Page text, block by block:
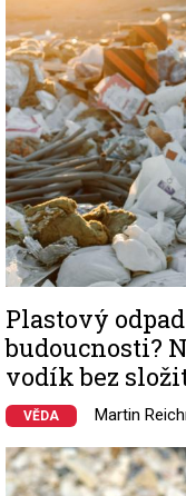
Plastový
budoucnosti?
vodík bez
VĚDA Martin
Image